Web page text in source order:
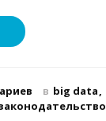
в big data